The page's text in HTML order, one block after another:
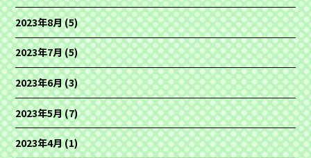
2023年8月(5)
2023年7月(5)
2023年6月(3)
2023年5月(7)
2023年4月(1)